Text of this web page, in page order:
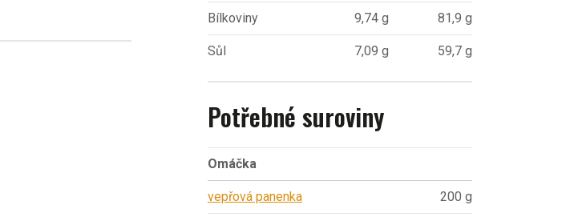
Bílkoviny 9,74 g 81,9 g
Sůl 7,09 g 59,7 g
Potřebné suroviny
Omáčka
vepřová panenka 200 g